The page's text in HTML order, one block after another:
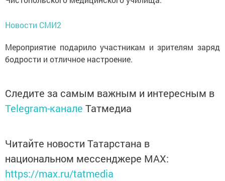
Новости СМИ2
Мероприятие подарило участникам и зрителям заряд
бодрости и отличное настроение.
Следите за самым важным и интересным в
Telegram-канале Татмедиа
Читайте новости Татарстана в
национальном мессенджере MАХ:
https://max.ru/tatmedia